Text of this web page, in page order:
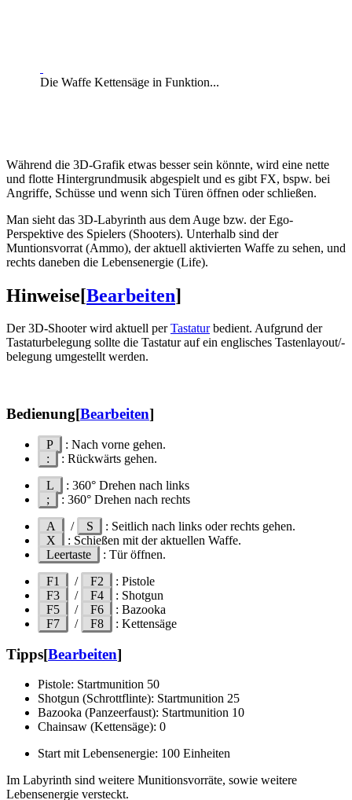
Die Waffe Kettensäge in Funktion...
Während die 3D-Grafik etwas besser sein könnte, wird eine nette
und flotte Hintergrundmusik abgespielt und es gibt FX, bspw. bei
Angriffe, Schüsse und wenn sich Türen öffnen oder schließen.
Man sieht das 3D-Labyrinth aus dem Auge bzw. der Ego-
Perspektive des Spielers (Shooters). Unterhalb sind der
Muntionsvorrat (Ammo), der aktuell aktivierten Waffe zu sehen, und
rechts daneben die Lebensenergie (Life).
Hinweise[Bearbeiten]
Der 3D-Shooter wird aktuell perTastaturbedient. Aufgrund der
Tastaturbelegung sollte die Tastatur auf ein englisches Tastenlayout/-
belegung umgestellt werden.
Bedienung[Bearbeiten]
P
: Nach vorne gehen.
:
: Rückwärts gehen.
L
: 360° Drehen nach links
;
: 360° Drehen nach rechts
A
/ S
: Seitlich nach links oder rechts gehen.
X
: Schießen mit der aktuellen Waffe.
Leertaste
: Tür öffnen.
F1
/ F2
: Pistole
F3
/ F4
: Shotgun
F5
/ F6
: Bazooka
F7
/ F8 : Kettensäge
Tipps[Bearbeiten]
Pistole: Startmunition 50
Shotgun (Schrottflinte): Startmunition 25
Bazooka (Panzeerfaust): Startmunition 10
Chainsaw (Kettensäge): 0
Start mit Lebensenergie: 100 Einheiten
Im Labyrinth sind weitere Munitionsvorräte, sowie weitere
Lebensenergie versteckt.